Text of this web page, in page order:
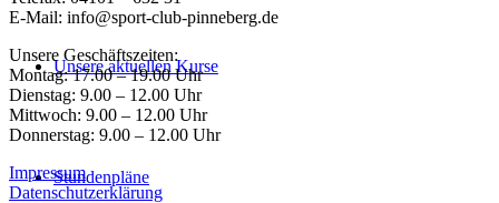
Unsere aktuellen Kurse
Stundenpläne
E-Mail: info@sport-club-pinneberg.de
Unsere Geschäftszeiten:
Montag: 17.00 – 19.00 Uhr
Dienstag: 9.00 – 12.00 Uhr
Mittwoch: 9.00 – 12.00 Uhr
Donnerstag: 9.00 – 12.00 Uhr
Impressum
Datenschutzerklärung